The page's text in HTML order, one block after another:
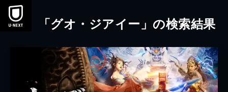
本文へスキップ
「グオ・ジアイー」の検索結果